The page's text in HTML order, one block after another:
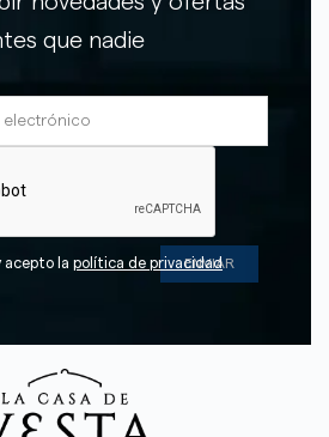
que nadie
acepto la política de privacidad